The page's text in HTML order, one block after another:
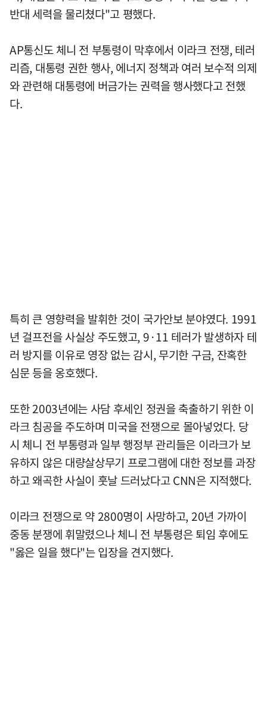
반대 세력을 물리쳤다"고 평했다.
AP통신도 체니 전 부통령이 막후에서 이라크 전쟁, 테러
리즘, 대통령 권한 행사, 에너지 정책과 여러 보수적 의제
와 관련해 대통령에 버금가는 권력을 행사했다고 전했
다.
특히 큰 영향력을 발휘한 것이 국가안보 분야였다. 1991
년 걸프전을 사실상 주도했고, 9·11 테러가 발생하자 테
러 방지를 이유로 영장 없는 감시, 무기한 구금, 잔혹한
심문 등을 옹호했다.
또한 2003년에는 사담 후세인 정권을 축출하기 위한 이
라크 침공을 주도하며 미국을 전쟁으로 몰아넣었다. 당
시 체니 전 부통령과 일부 행정부 관리들은 이라크가 보
유하지 않은 대량살상무기 프로그램에 대한 정보를 과장
하고 왜곡한 사실이 훗날 드러났다고 CNN은 지적했다.
이라크 전쟁으로 약 2800명이 사망하고, 20년 가까이
중동 분쟁에 휘말렸으나 체니 전 부통령은 퇴임 후에도
"옳은 일을 했다"는 입장을 견지했다.